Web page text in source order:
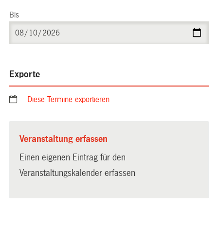
Bis
Exporte
Diese Termine exportieren
Veranstaltung erfassen
Einen eigenen Eintrag für den
Veranstaltungskalender erfassen